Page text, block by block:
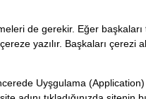
de gerekir. Eğer başkaları
yazılır. Başkaları çerezi
Uyşgulama (Application)